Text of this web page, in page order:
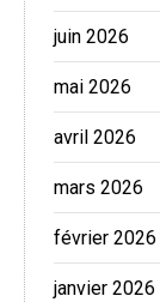
juin 2026
mai 2026
avril 2026
mars 2026
février 2026
janvier 2026